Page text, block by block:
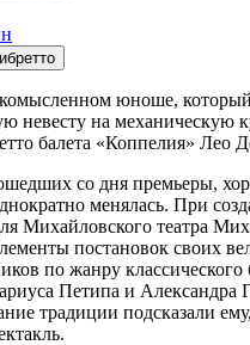
юноше,
невесту на механическую
балета «Коппелия» Лео
со дня премьеры,
менялась. При
Михайловского театра
постановок своих
по жанру
Петипа и Александра
традиции подсказали